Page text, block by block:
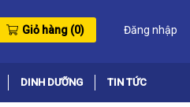
Giỏ hàng (0) Đăng nhập
DINH DƯỠNG TIN TỨC